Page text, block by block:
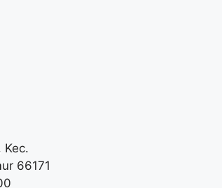
Kec.
66171